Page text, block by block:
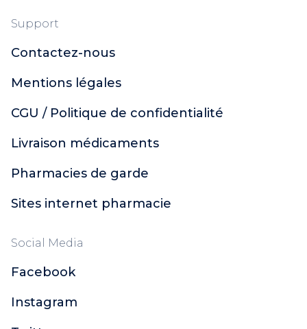
Support
Contactez-nous
Mentions légales
CGU / Politique de confidentialité
Livraison médicaments
Pharmacies de garde
Sites internet pharmacie
Social Media
Facebook
Instagram